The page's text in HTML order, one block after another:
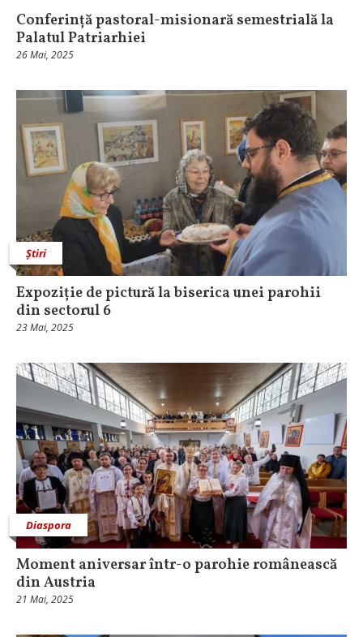
Conferință pastoral-misionară semestrială la
Palatul Patriarhiei
26 Mai, 2025
Știri
Expoziție de pictură la biserica unei parohii
din sectorul 6
23 Mai, 2025
Diaspora
Moment aniversar într-o parohie românească
din Austria
21 Mai, 2025